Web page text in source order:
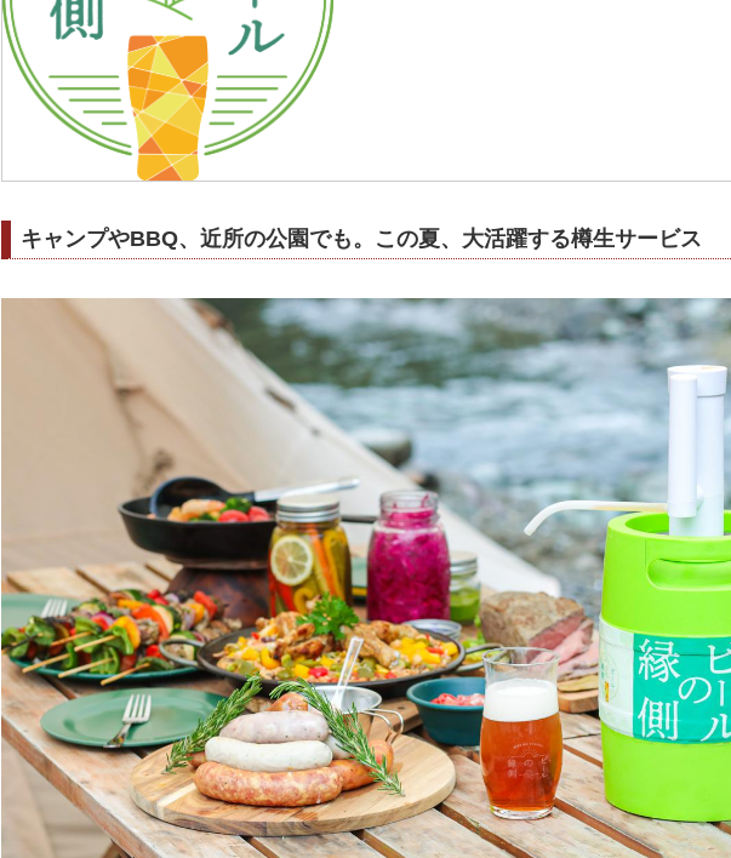
キャンプやBBQ、近所の公園でも。この夏、大活躍する樽生サービス